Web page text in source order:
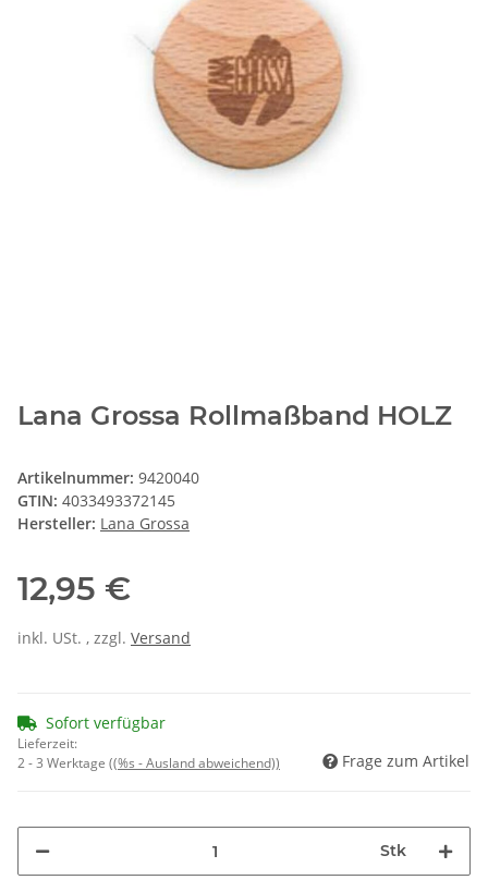
Lana Grossa Rollmaßband HOLZ
Artikelnummer: 9420040
GTIN: 4033493372145
Hersteller: Lana Grossa
12,95 €
inkl. USt. , zzgl. Versand
Sofort verfügbar
Lieferzeit:
2 - 3 Werktage ((%s - Ausland abweichend)) Frage zum Artikel
Stk